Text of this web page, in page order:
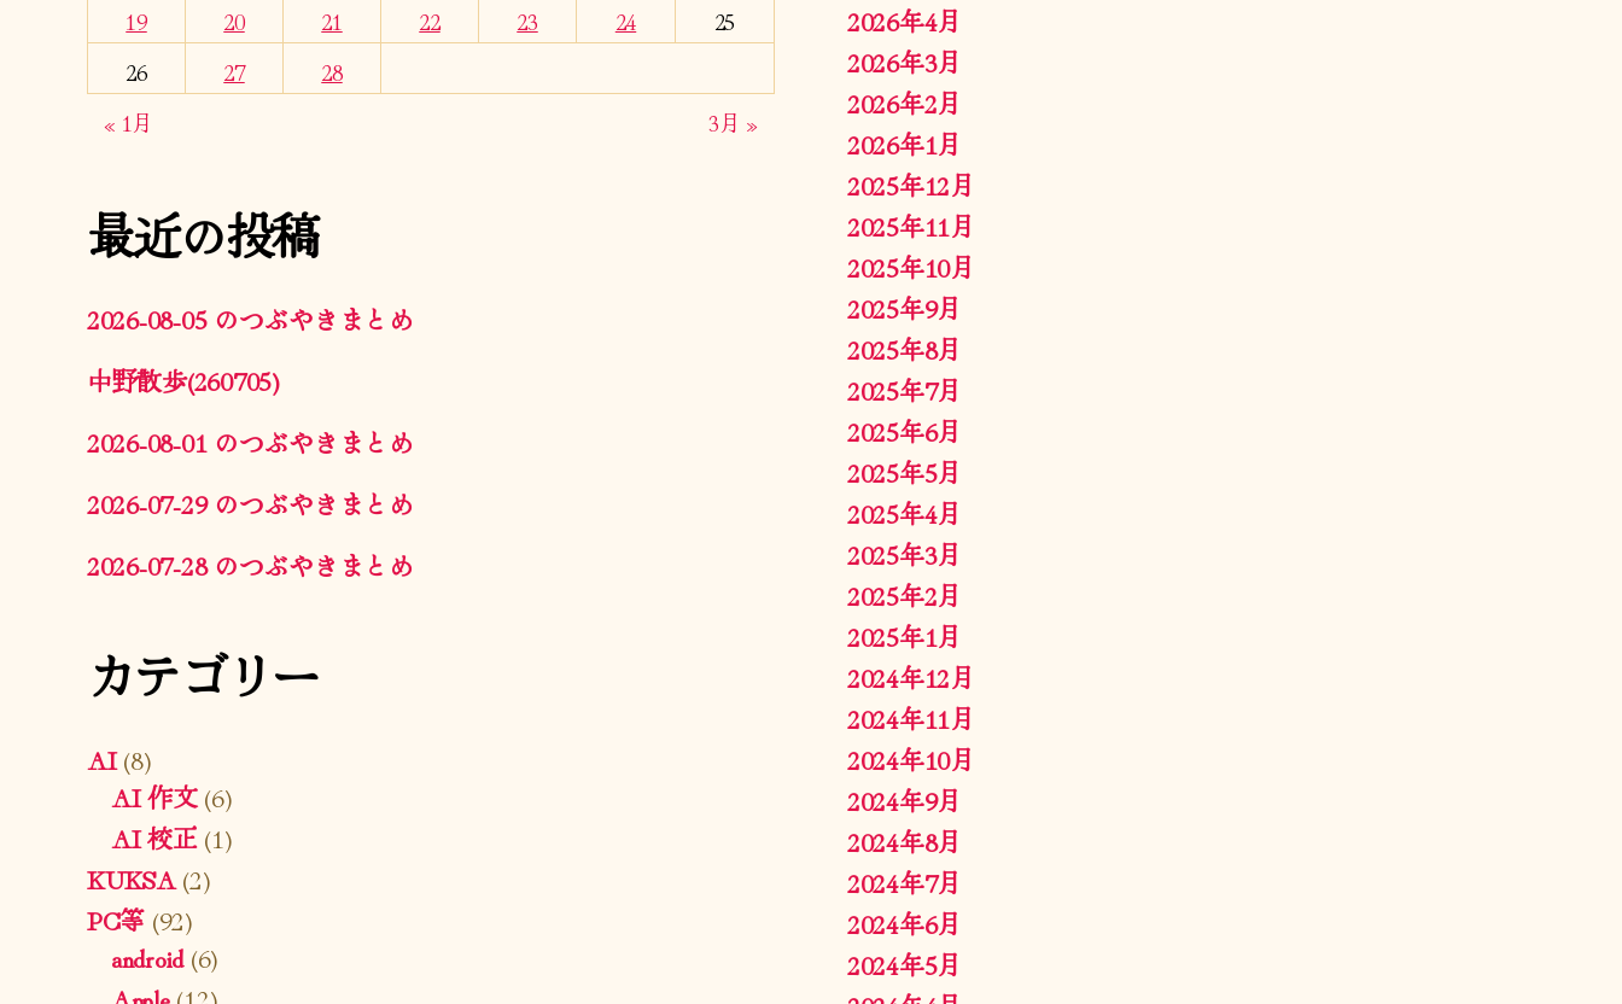
19
20 21 22 23 24
25
26
27
28
« 1月
3月 »
最近の投稿
2026-08-05 のつぶやきまとめ
中野散歩(260705)
2026-08-01 のつぶやきまとめ
2026-07-29 のつぶやきまとめ
2026-07-28 のつぶやきまとめ
カテゴリー
AI(8)
AI 作文(6)
AI 校正(1)
KUKSA(2)
PC等 (92)
android(6)
2026年4月
2026年3月
2026年2月
2026年1月
2025年12月
2025年11月
2025年10月
2025年9月
2025年8月
2025年7月
2025年6月
2025年5月
2025年4月
2025年3月
2025年2月
2025年1月
2024年12月
2024年11月
2024年10月
2024年9月
2024年8月
2024年7月
2024年6月
2024年5月